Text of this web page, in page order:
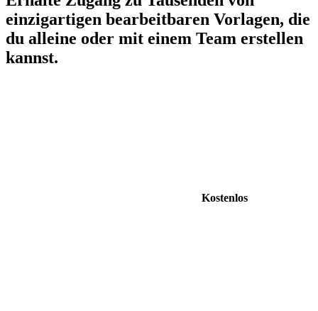
einzigartigen bearbeitbaren Vorlagen, die
du alleine oder mit einem Team erstellen
kannst.
Kostenlos